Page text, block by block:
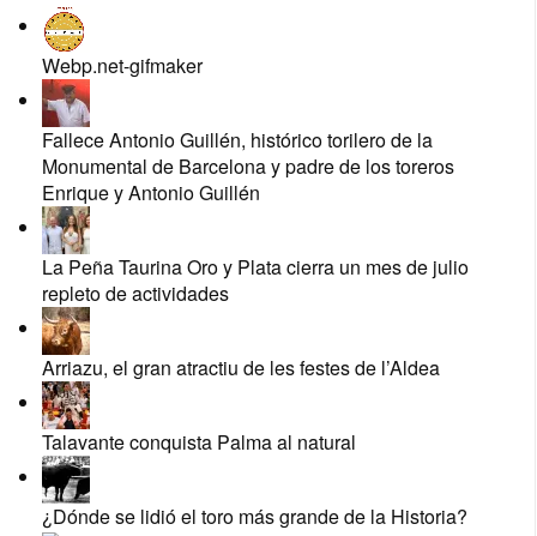
Webp.net-gifmaker
Fallece Antonio Guillén, histórico torilero de la
Monumental de Barcelona y padre de los toreros
Enrique y Antonio Guillén
La Peña Taurina Oro y Plata cierra un mes de julio
repleto de actividades
Arriazu, el gran atractiu de les festes de l’Aldea
Talavante conquista Palma al natural
¿Dónde se lidió el toro más grande de la Historia?